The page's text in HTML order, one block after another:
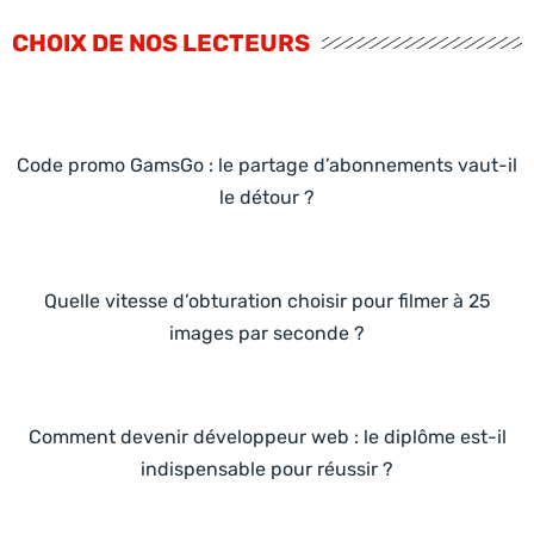
CHOIX DE NOS LECTEURS
Code promo GamsGo : le partage d’abonnements vaut-il
le détour ?
Quelle vitesse d’obturation choisir pour filmer à 25
images par seconde ?
Comment devenir développeur web : le diplôme est-il
indispensable pour réussir ?